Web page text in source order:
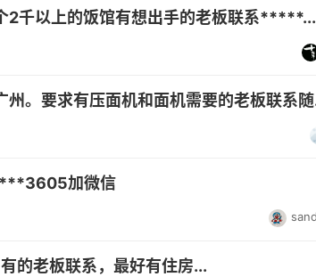
2千以上的饭馆有想出手的老板联系*****...
。要求有压面机和面机需要的老板联系
加微信
的老板联系，最好有住房...